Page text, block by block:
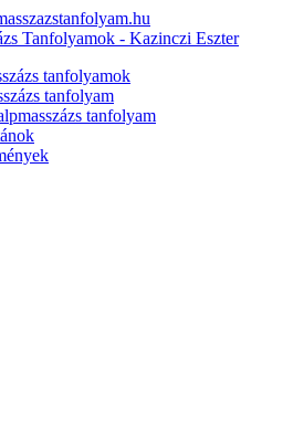
tanfolyamok
tanfolyam
tanfolyam